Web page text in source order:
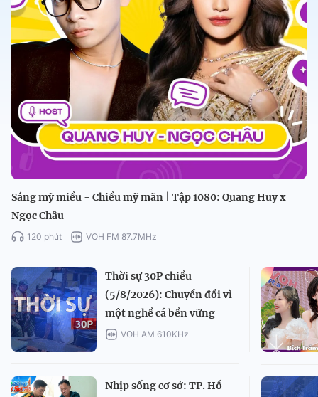
Sáng mỹ miều - Chiều mỹ mãn | Tập 1080: Quang Huy x
Ngọc Châu
120 phút VOH FM 87.7MHz
Thời sự 30P chiều
(5/8/2026): Chuyển đổi vì
một nghề cá bền vững
VOH AM 610KHz
Nhịp sống cơ sở: TP. Hồ